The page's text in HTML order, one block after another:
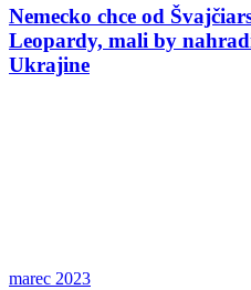
Nemecko chce od
Leopardy, mali by
Ukrajine
marec 2023